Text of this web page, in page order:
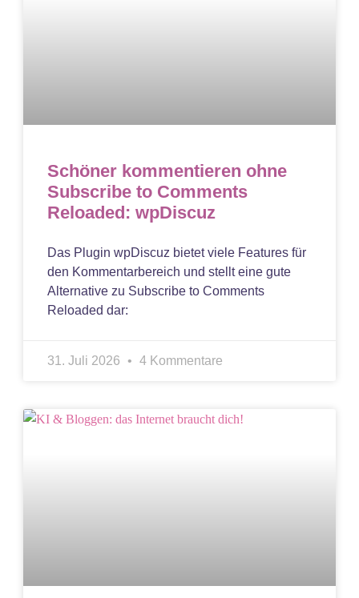
Schöner kommentieren ohne
Subscribe to Comments
Reloaded: wpDiscuz
Das Plugin wpDiscuz bietet viele Features für
den Kommentarbereich und stellt eine gute
Alternative zu Subscribe to Comments
Reloaded dar:
31. Juli 2026 4 Kommentare